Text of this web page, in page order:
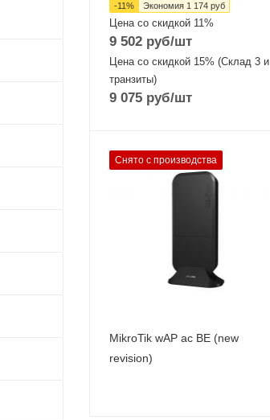
-11 % Экономия 1 174 руб
Цена со скидкой 11%
9 502 руб/шт
Цена со скидкой 15% (Склад 3 и
транзиты)
9 075 руб/шт
Снято с производства
Проводные,
оптические
802.11a/n/ac
MIMO2x2
MikroTik wAP ac BE (new
revision)